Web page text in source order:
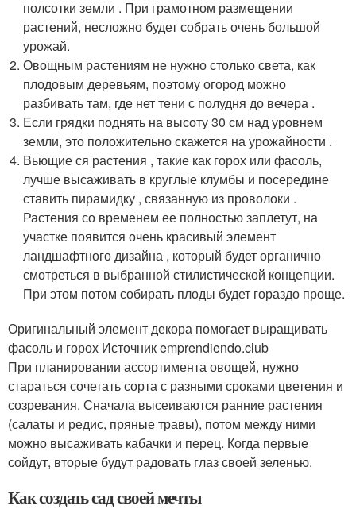
полсотки земли . При грамотном размещении
растений, несложно будет собрать очень большой
урожай.
Овощным растениям не нужно столько света, как
плодовым деревьям, поэтому огород можно
разбивать там, где нет тени с полудня до вечера .
Если грядки поднять на высоту 30 см над уровнем
земли, это положительно скажется на урожайности .
Вьющие ся растения , такие как горох или фасоль,
лучше высаживать в круглые клумбы и посередине
ставить пирамидку , связанную из проволоки .
Растения со временем ее полностью заплетут, на
участке появится очень красивый элемент
ландшафтного дизайна , который будет органично
смотреться в выбранной стилистической концепции.
При этом потом собирать плоды будет гораздо проще.
Оригинальный элемент декора помогает выращивать
фасоль и горох Источник emprendiendo.club
При планировании ассортимента овощей, нужно
стараться сочетать сорта с разными сроками цветения и
созревания. Сначала высеиваются ранние растения
(салаты и редис, пряные травы), потом между ними
можно высаживать кабачки и перец. Когда первые
сойдут, вторые будут радовать глаз своей зеленью.
Как создать сад своей мечты